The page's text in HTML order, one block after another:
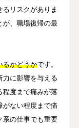
リスクがありま
が、職場復帰の最
るかどうかです。
力に影響を与える
程度まで痛みが落
がない程度まで痛
系の仕事でも重要